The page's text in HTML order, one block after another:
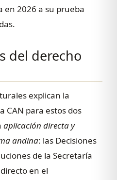
2026 a su prueba
del derecho
explican la
CAN para estos dos
aplicación directa y
andina: las Decisiones
de la Secretaría
en el